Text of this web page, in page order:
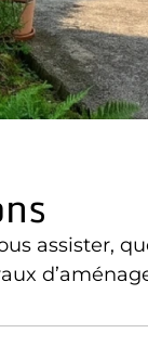
assister,